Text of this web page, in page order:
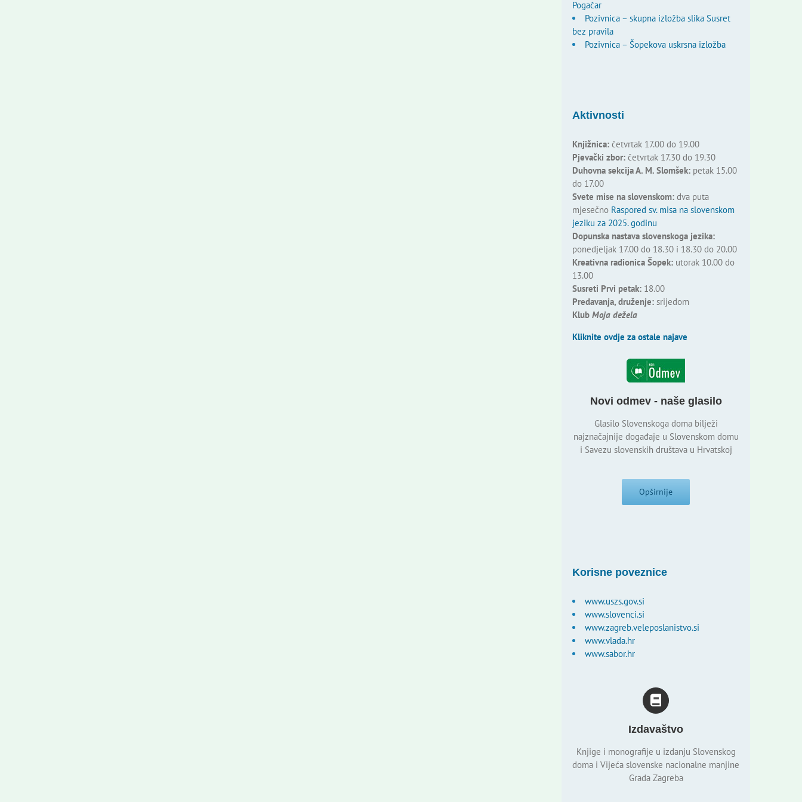
Pogačar
Pozivnica – skupna izložba slika Susret
bez pravila
Pozivnica – Šopekova uskrsna izložba
Aktivnosti
Knjižnica:četvrtak 17.00 do 19.00
Pjevački zbor:četvrtak 17.30 do 19.30
Duhovna sekcija A. M. Slomšek:petak 15.00
do 17.00
Svete mise na slovenskom:dva puta
mjesečno Raspored sv. misa na slovenskom
jeziku za 2025. godinu
Dopunska nastava slovenskoga jezika:
ponedjeljak 17.00 do 18.30 i 18.30 do 20.00
Kreativna radionica Šopek:utorak 10.00 do
13.00
Susreti Prvi petak:18.00
Predavanja, druženje:srijedom
Klub Moja dežela
Kliknite ovdje za ostale najave
Novi odmev - naše glasilo
Glasilo Slovenskoga doma bilježi
najznačajnije događaje u Slovenskom domu
i Savezu slovenskih društava u Hrvatskoj
Opširnije
Korisne poveznice
www.uszs.gov.si
www.slovenci.si
www.zagreb.veleposlanistvo.si
www.vlada.hr
www.sabor.hr
Izdavaštvo
Knjige i monografije u izdanju Slovenskog
doma i Vijeća slovenske nacionalne manjine
Grada Zagreba